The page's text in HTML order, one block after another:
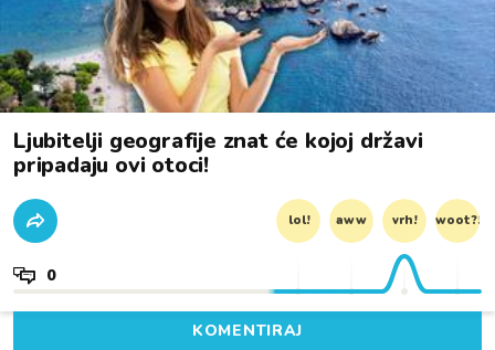
Ljubitelji geografije znat će kojoj državi
pripadaju ovi otoci!
lol! aww vrh! woot?!
0
KOMENTIRAJ